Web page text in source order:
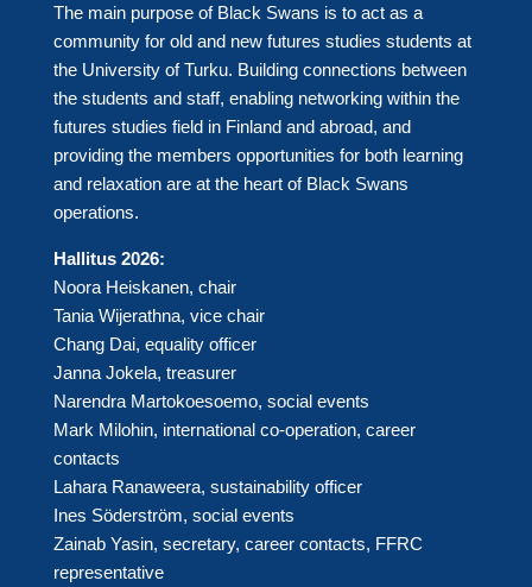
The main purpose of Black Swans is to act as a
community for old and new futures studies students at
the University of Turku. Building connections between
the students and staff, enabling networking within the
futures studies field in Finland and abroad, and
providing the members opportunities for both learning
and relaxation are at the heart of Black Swans
operations.
Hallitus 2026:
Noora Heiskanen, chair
Tania Wijerathna, vice chair
Chang Dai, equality officer
Janna Jokela, treasurer
Narendra Martokoesoemo, social events
Mark Milohin, international co-operation, career
contacts
Lahara Ranaweera, sustainability officer
Ines Söderström, social events
Zainab Yasin, secretary, career contacts, FFRC
representative